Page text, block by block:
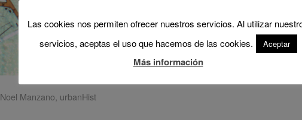
Noel Manzano, urbanHist
Las cookies nos permiten ofrecer nuestros servicios. Al utilizar
servicios, aceptas el uso que hacemos de las cookies.
Aceptar
Más información